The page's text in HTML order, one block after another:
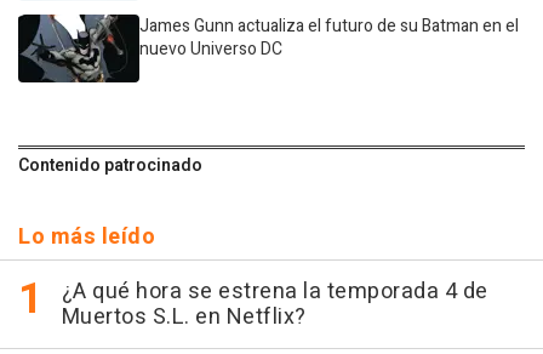
James Gunn actualiza el futuro de su Batman en el
nuevo Universo DC
Contenido patrocinado
Lo más leído
¿A qué hora se estrena la temporada 4 de
Muertos S.L. en Netflix?